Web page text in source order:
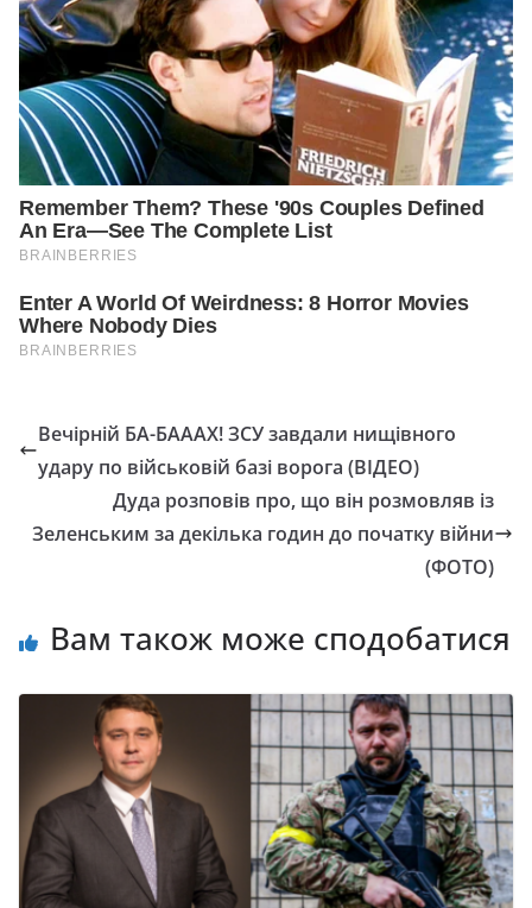
Вечірній БА-БАААХ! ЗСУ завдали нищівного
удару по військовій базі ворога (ВІДЕО)
Дуда розповів про, що він розмовляв із
Зеленським за декілька годин до початку війни
(ФОТО)
Вам також може сподобатися